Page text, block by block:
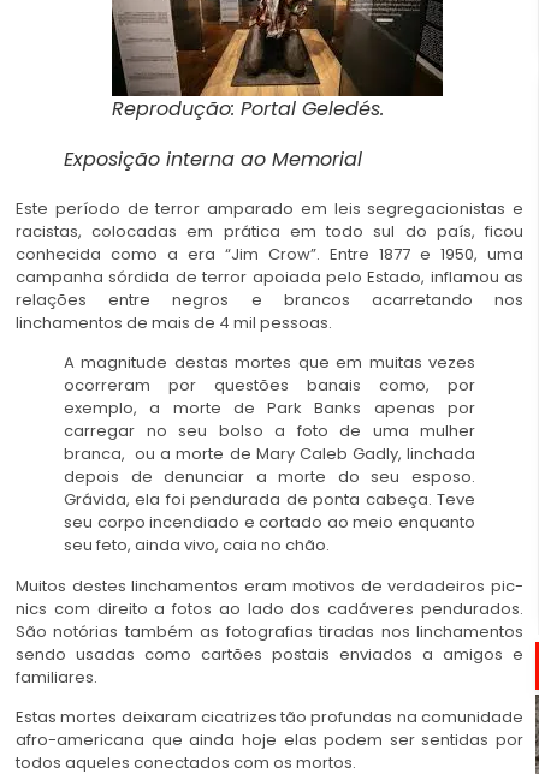
Reprodução: Portal Geledés.
Exposição interna ao Memorial
Este período de terror amparado em leis segregacionistas e
racistas, colocadas em prática em todo sul do país, ficou
conhecida como a era “Jim Crow”. Entre 1877 e 1950, uma
campanha sórdida de terror apoiada pelo Estado, inflamou as
relações entre negros e brancos acarretando nos
linchamentos de mais de 4 mil pessoas.
A magnitude destas mortes que em muitas vezes
ocorreram por questões banais como, por
exemplo, a morte de Park Banks apenas por
carregar no seu bolso a foto de uma mulher
branca, ou a morte de Mary Caleb Gadly, linchada
depois de denunciar a morte do seu esposo.
Grávida, ela foi pendurada de ponta cabeça. Teve
seu corpo incendiado e cortado ao meio enquanto
seu feto, ainda vivo, caia no chão.
Muitos destes linchamentos eram motivos de verdadeiros pic-
nics com direito a fotos ao lado dos cadáveres pendurados.
São notórias também as fotografias tiradas nos linchamentos
sendo usadas como cartões postais enviados a amigos e
familiares.
Estas mortes deixaram cicatrizes tão profundas na comunidade
afro-americana que ainda hoje elas podem ser sentidas por
todos aqueles conectados com os mortos.